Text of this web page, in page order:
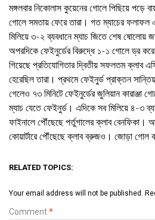
মঙ্গলবার নিকোলাস কুয়েনের গোলে পিছিয়ে পড়ে
গোলে সমতায় ফেরে তারা। গত ম্যাচের
মিলিয়ে ৩-২ ব্যবধানে ম্যাচ জিতে শেষ ষোলোয়
অপরদিকে ফেইনুর্ডের বিরুদ্ধে ১-১ গোলে ড্র করে
গিয়েছে প্রতিযোগিতার দ্বিতীয় সফলতম ক্লাব
হেরেছিল তারা। প্রথমে ফেইনুর্ড প্রাক্তন
গেলেও ৭৩ মিনিটে ফেইনুর্ডের জুলিয়ান কারাঞ্জা
ম্যাচ যেতে ফেইনুর্ড। এদিকে সব মিলিয়ে ৪-৩
ফাইনালে পৌঁছেছে পর্তুগালের ক্লাব বেনফিকা।
কোয়ার্টারে পৌঁছেছে ক্লাব ব্রুজও। জোড়া গোল
RELATED TOPICS:
Your email address will not be published.
Comment*